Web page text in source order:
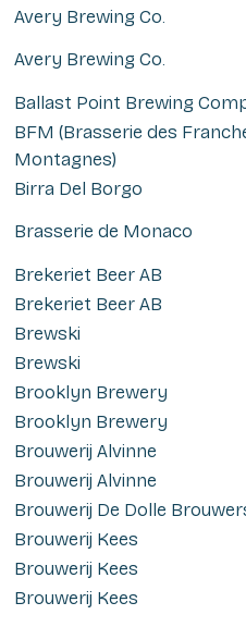
Avery Brewing Co.
Avery Brewing Co.
Ballast Point Brewing
BFM (Brasserie des
Montagnes)
Birra Del Borgo
Brasserie de Monaco
Brekeriet Beer AB
Brekeriet Beer AB
Brewski
Brewski
Brooklyn Brewery
Brooklyn Brewery
Brouwerij Alvinne
Brouwerij Alvinne
Brouwerij De Dolle
Brouwerij Kees
Brouwerij Kees
Brouwerij Kees